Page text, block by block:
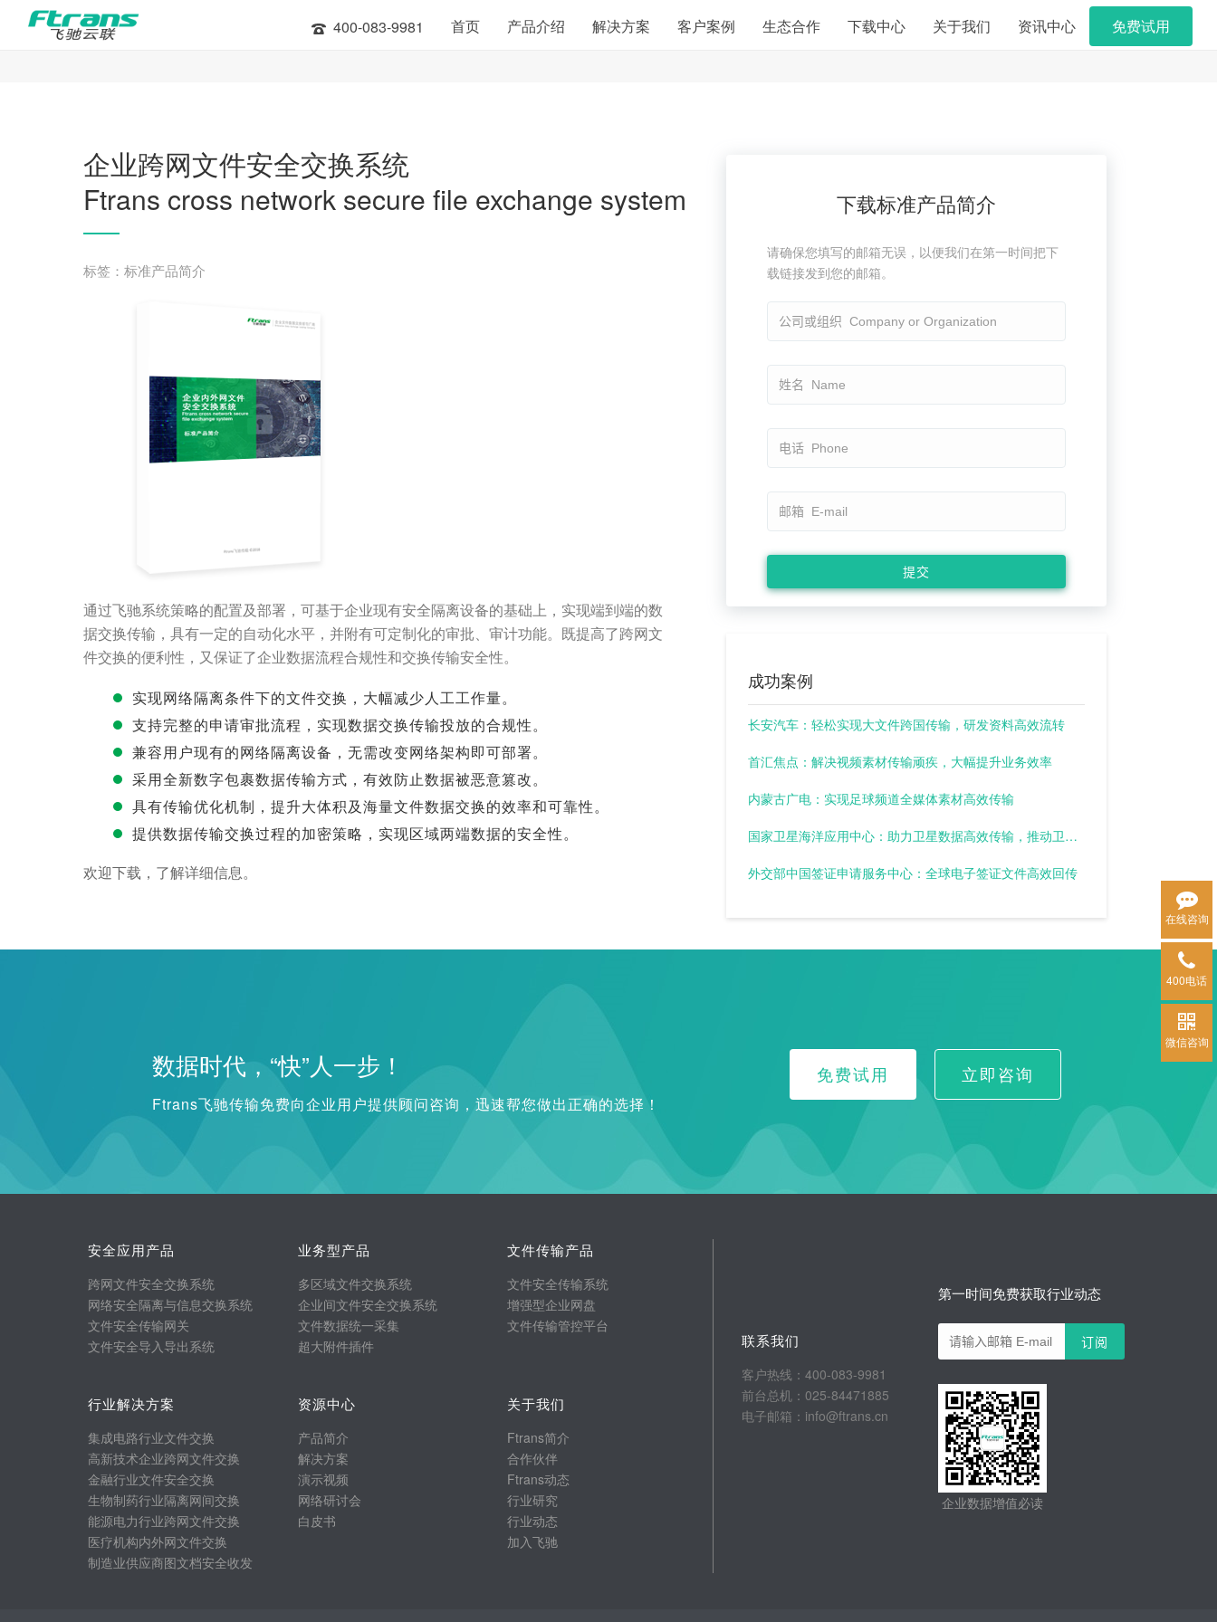
400-083-9981 首页 产品介绍 解决方案 客户案例 生态合作 下载中心 关于我们 资讯中心 免费试用
企业跨网文件安全交换系统
Ftrans cross network secure file exchange system
标签：标准产品简介
通过飞驰系统策略的配置及部署，可基于企业现有安全隔离设备的基础上，实现端到端的数
据交换传输，具有一定的自动化水平，并附有可定制化的审批、审计功能。既提高了跨网文
件交换的便利性，又保证了企业数据流程合规性和交换传输安全性。
实现网络隔离条件下的文件交换，大幅减少人工工作量。
支持完整的申请审批流程，实现数据交换传输投放的合规性。
兼容用户现有的网络隔离设备，无需改变网络架构即可部署。
采用全新数字包裹数据传输方式，有效防止数据被恶意篡改。
具有传输优化机制，提升大体积及海量文件数据交换的效率和可靠性。
提供数据传输交换过程的加密策略，实现区域两端数据的安全性。
欢迎下载，了解详细信息。
下载标准产品简介
请确保您填写的邮箱无误，以便我们在第一时间把下
载链接发到您的邮箱。
成功案例
长安汽车：轻松实现大文件跨国传输，研发资料高效流转
首汇焦点：解决视频素材传输顽疾，大幅提升业务效率
内蒙古广电：实现足球频道全媒体素材高效传输
国家卫星海洋应用中心：助力卫星数据高效传输，推动卫星应用快速发展
外交部中国签证申请服务中心：全球电子签证文件高效回传
数据时代，“快”人一步！
Ftrans飞驰传输免费向企业用户提供顾问咨询，迅速帮您做出正确的选择！
免费试用 立即咨询
在线咨询
400电话
微信咨询
安全应用产品
跨网文件安全交换系统
网络安全隔离与信息交换系统
文件安全传输网关
文件安全导入导出系统
业务型产品
多区域文件交换系统
企业间文件安全交换系统
文件数据统一采集
超大附件插件
文件传输产品
文件安全传输系统
增强型企业网盘
文件传输管控平台
行业解决方案
集成电路行业文件交换
高新技术企业跨网文件交换
金融行业文件安全交换
生物制药行业隔离网间交换
能源电力行业跨网文件交换
医疗机构内外网文件交换
制造业供应商图文档安全收发
资源中心
产品简介
解决方案
演示视频
网络研讨会
白皮书
关于我们
Ftrans简介
合作伙伴
Ftrans动态
行业研究
行业动态
加入飞驰
联系我们
客户热线：400-083-9981
前台总机：025-84471885
电子邮箱：info@ftrans.cn
第一时间免费获取行业动态
企业数据增值必读